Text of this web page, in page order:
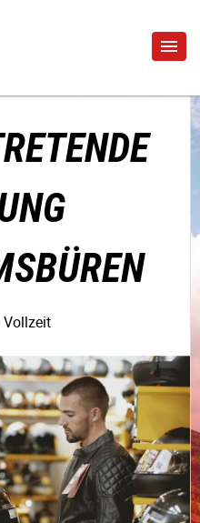
Vollzeit